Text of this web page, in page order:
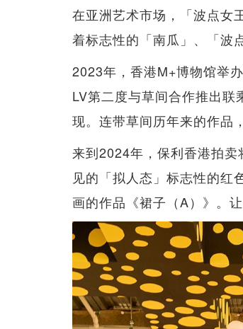
在亚洲艺术市场，「波点女
着标志性的「南瓜」、「波
2023年，香港M+博物馆举
LV第二度与草间合作推出
现。连带草间历年来的作品
来到2024年，保利香港拍
见的「拟人态」标志性的红
画的作品《裙子（A）》。